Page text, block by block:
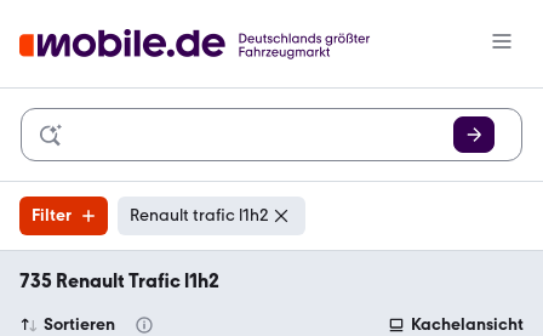
Filter Renault trafic l1h2
735 Renault Trafic l1h2
Sortieren Kachelansicht